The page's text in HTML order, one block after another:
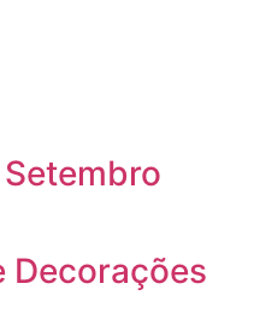
Decorações